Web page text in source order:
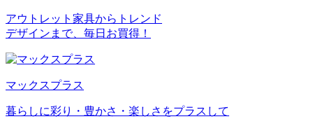
アウトレット家具からトレンド
デザインまで、毎日お買得！
マックスプラス
暮らしに彩り・豊かさ・楽しさをプラスして